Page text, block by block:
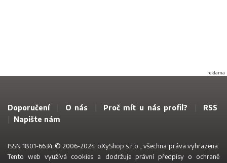
reklama
Doporučení| O nás Proč mít u nás profil?
RSS
Napište nám
ISSN 1801-6634 © 2006-2024 oXyShop s.r.o., všechna práva vyhrazena.
Tento web využívá cookies a dodržuje právní předpisy o ochraně